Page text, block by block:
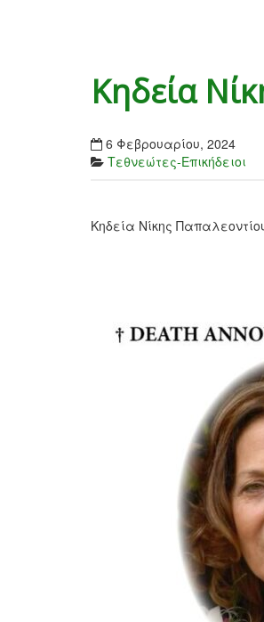
Κηδεία
6 Φεβρουαρίου, 2024
Τεθνεώτες-Επικήδειοι
Κηδεία Νίκης